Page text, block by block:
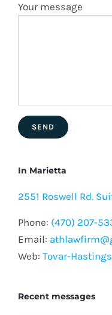
Your message
In Marietta
2551 Roswell Rd.
Phone: (470) 207-
Email:
Web: Tovar-
Recent messages